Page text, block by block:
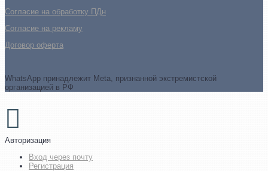
Согласие на обработку ПДн
Cогласие на рекламу
Договор оферта
WhatsApp принадлежит Meta, признанной экстремистской
организацией в РФ
Авторизация
Вход через почту
Регистрация